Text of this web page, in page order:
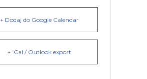
+ Dodaj do Google Calendar
+ iCal / Outlook export